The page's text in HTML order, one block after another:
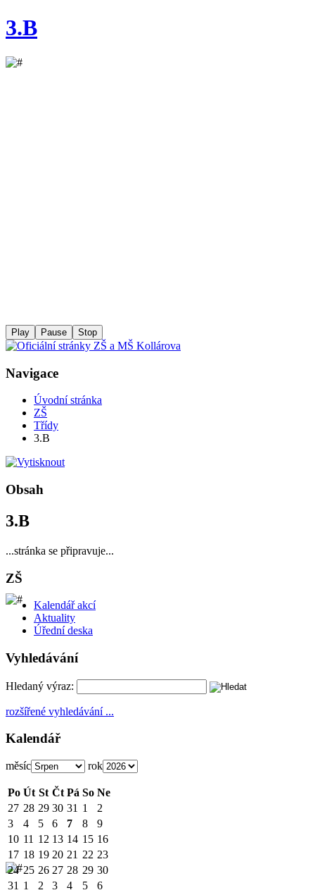
3.B
Play Pause Stop
Navigace
Úvodní stránka
ZŠ
Třídy
3.B
Obsah
3.B
...stránka se připravuje...
ZŠ
Kalendář akcí
Aktuality
Úřední deska
Vyhledávání
Hledaný výraz:
rozšířené vyhledávání ...
Kalendář
měsíc rok
Po Út St Čt Pá So Ne
27 28 29 30 31 1
2
3
4 5 6 7 8
9
10 11 12 13 14 15 16
17 18 19 20 21 22 23
24 25 26 27 28 29 30
31 1 2 3 4 5 6